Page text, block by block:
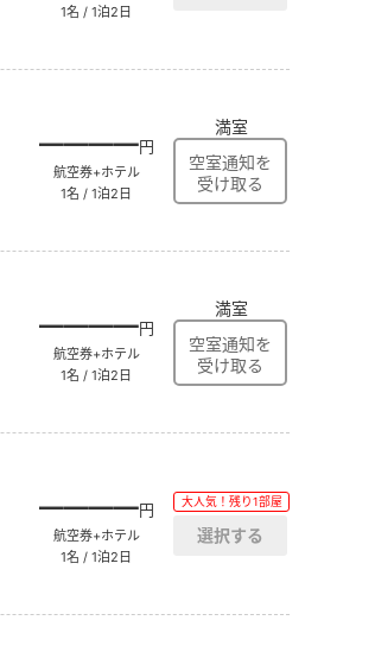
1名 / 1泊2日
――――円
航空券+ホテル
1名 / 1泊2日
満室
――――円
航空券+ホテル
1名 / 1泊2日
満室
――――円
航空券+ホテル
1名 / 1泊2日
大人気！残り1部屋